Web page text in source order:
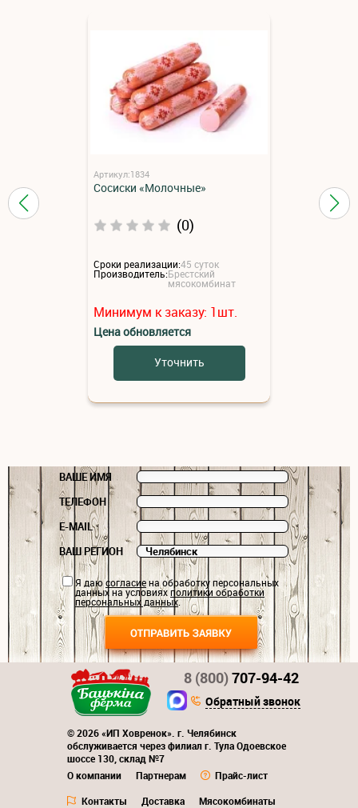
Артикул:1834
Сосиски «Молочные»
(0)
Сроки реализации:45 суток
Производитель:Брестский
мясокомбинат
Минимум к заказу: 1шт.
Цена обновляется
Уточнить
ВАШЕ ИМЯ
ТЕЛЕФОН
E-MAIL
ВАШ РЕГИОН
Я даюсогласиена обработку персональных
данных на условияхполитики обработки
персональных данных.
© 2026 «ИП Ховренок». г. Челябинск
обслуживается через филиал г. Тула Одоевское
шоссе 130, склад №7
О компании
Партнерам
Прайс-лист
Контакты
Доставка
Мясокомбинаты
8 (800)707-94-42
Обратный звонок